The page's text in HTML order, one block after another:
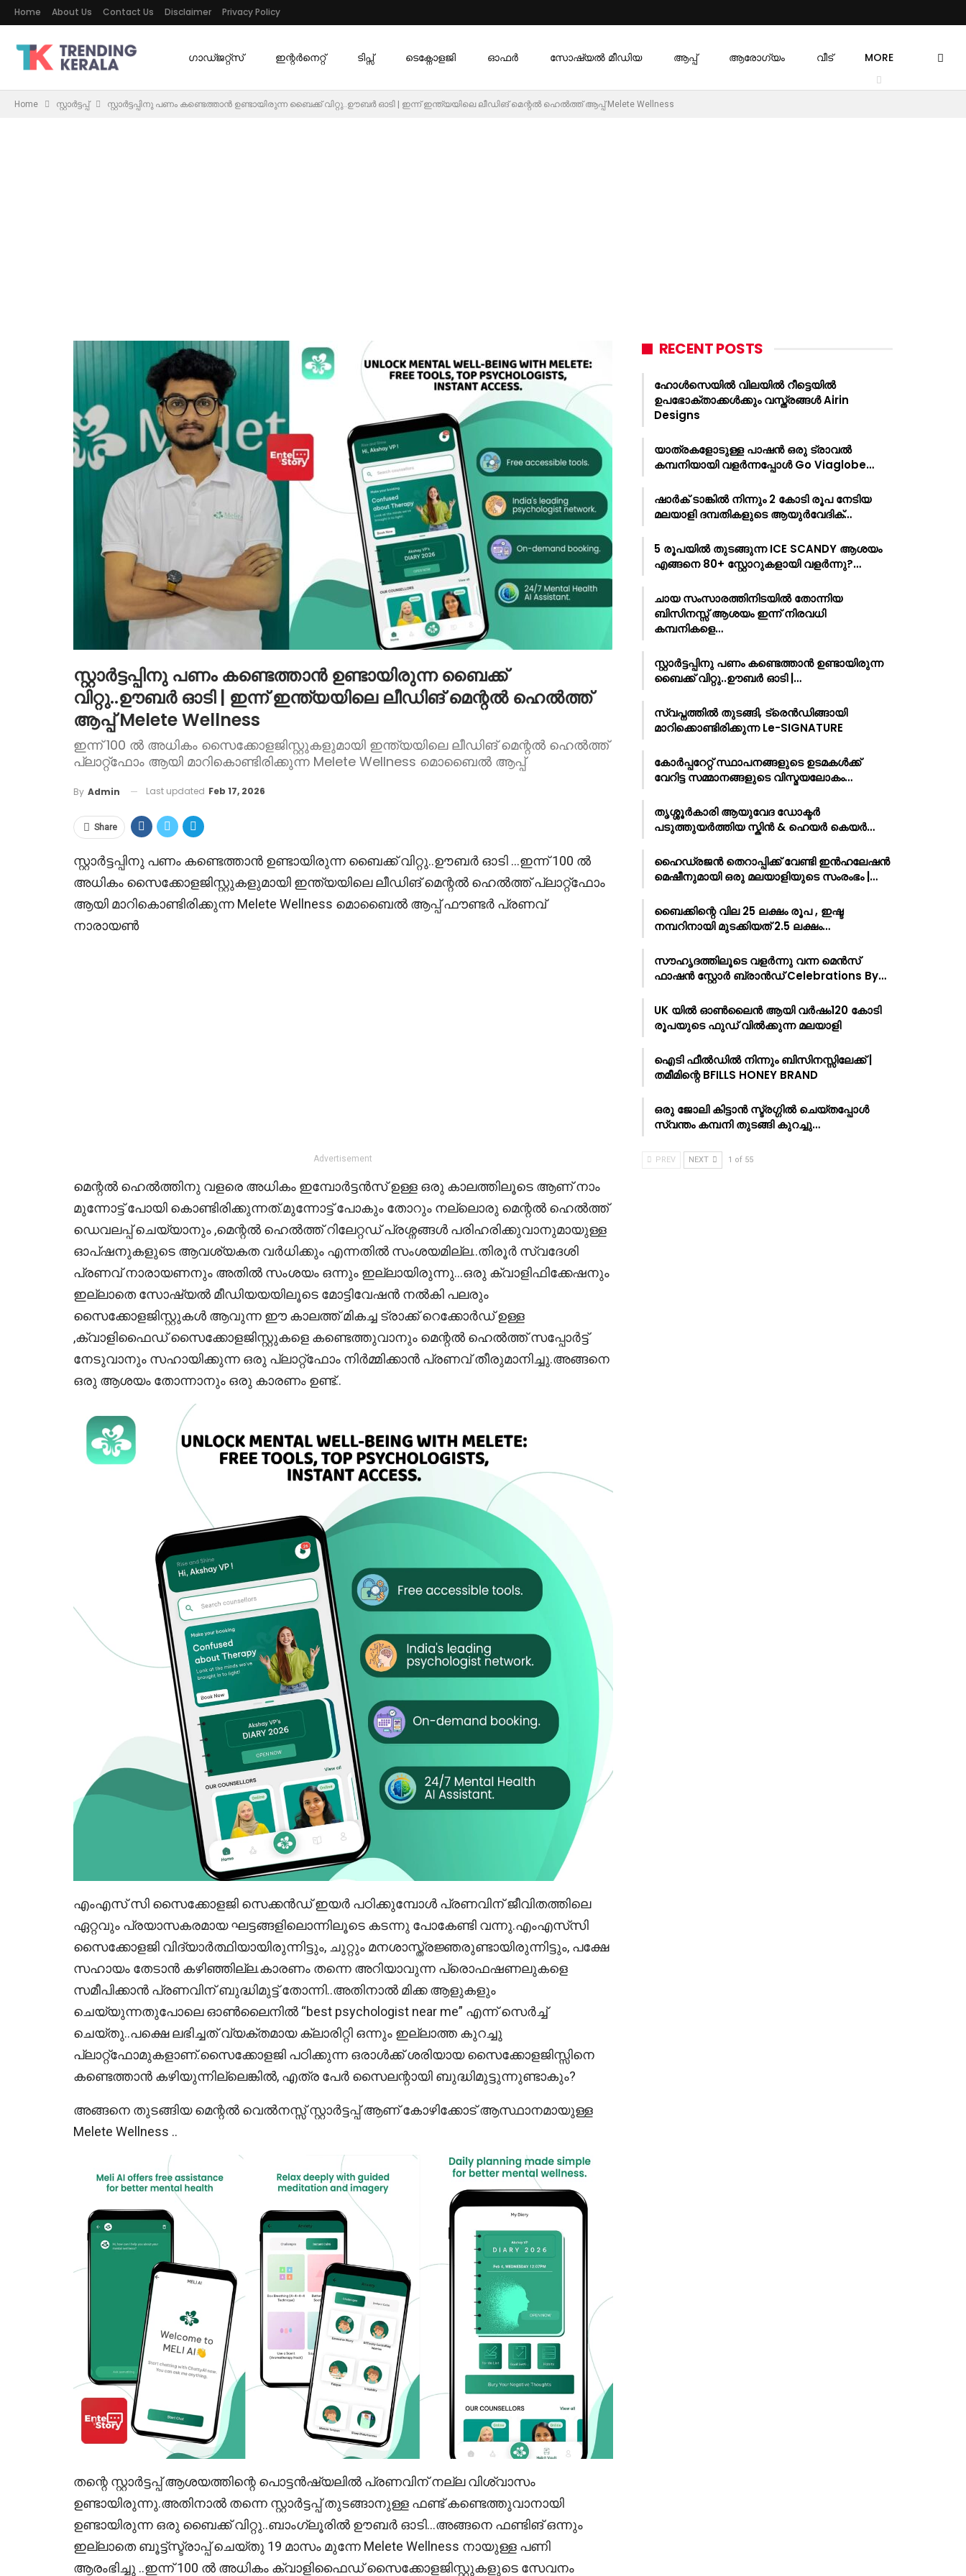
Home About Us Contact Us Disclaimer Privacy Policy
ഗാഡ്ജറ്റ്സ് ഇന്റര്‍നെറ്റ് ടിപ്സ് ടെക്നോളജി ഓഫര്‍ സോഷ്യൽ മീഡിയ ആപ്പ് ആരോഗ്യം വീട് MORE
Home സ്റ്റാർട്ടപ്പ് സ്റ്റാർട്ടപ്പിനു പണം കണ്ടെത്താൻ ഉണ്ടായിരുന്ന ബൈക്ക് വിറ്റു..ഊബർ ഓടി | ഇന്ന് ഇന്ത്യയിലെ ലീഡിങ് മെന്റൽ ഹെൽത്ത് ആപ്പ് Melete Wellness
സ്റ്റാർട്ടപ്പിനു പണം കണ്ടെത്താൻ ഉണ്ടായിരുന്ന ബൈക്ക്
വിറ്റു..ഊബർ ഓടി | ഇന്ന് ഇന്ത്യയിലെ ലീഡിങ് മെന്റൽ ഹെൽത്ത്
ആപ്പ് Melete Wellness
ഇന്ന് 100 ൽ അധികം സൈക്കോളജിസ്റ്റുകളുമായി ഇന്ത്യയിലെ ലീഡിങ് മെന്റൽ ഹെൽത്ത്
പ്ലാറ്റ്ഫോം ആയി മാറികൊണ്ടിരിക്കുന്ന Melete Wellness മൊബൈൽ ആപ്പ്
By Admin Last updated Feb 17, 2026
Share
സ്റ്റാർട്ടപ്പിനു പണം കണ്ടെത്താൻ ഉണ്ടായിരുന്ന ബൈക്ക് വിറ്റു..ഊബർ ഓടി …ഇന്ന് 100 ൽ
അധികം സൈക്കോളജിസ്റ്റുകളുമായി ഇന്ത്യയിലെ ലീഡിങ് മെന്റൽ ഹെൽത്ത് പ്ലാറ്റ്ഫോം
ആയി മാറികൊണ്ടിരിക്കുന്ന Melete Wellness മൊബൈൽ ആപ്പ് ഫൗണ്ടർ പ്രണവ്
നാരായൺ
Advertisement
മെന്റൽ ഹെൽത്തിനു വളരെ അധികം ഇമ്പോർട്ടൻസ് ഉള്ള ഒരു കാലത്തിലൂടെ ആണ് നാം
മുന്നോട്ട് പോയി കൊണ്ടിരിക്കുന്നത്.മുന്നോട്ട് പോകും തോറും നല്ലൊരു മെന്റൽ ഹെൽത്ത്
ഡെവലപ്പ് ചെയ്യാനും ,മെന്റൽ ഹെൽത്ത് റിലേറ്റഡ് പ്രശ്നങ്ങൾ പരിഹരിക്കുവാനുമായുള്ള
ഓപ്‌ഷനുകളുടെ ആവശ്യകത വർധിക്കും എന്നതിൽ സംശയമില്ല..തിരൂർ സ്വദേശി
പ്രണവ് നാരായണനും അതിൽ സംശയം ഒന്നും ഇല്ലായിരുന്നു…ഒരു ക്വാളിഫിക്കേഷനും
ഇല്ലാതെ സോഷ്യൽ മീഡിയയയിലൂടെ മോട്ടിവേഷൻ നൽകി പലരും
സൈക്കോളജിസ്റ്റുകൾ ആവുന്ന ഈ കാലത്ത് മികച്ച ട്രാക്ക് റെക്കോർഡ് ഉള്ള
,ക്വാളിഫൈഡ് സൈക്കോളജിസ്റ്റുകളെ കണ്ടെത്തുവാനും മെന്റൽ ഹെൽത്ത് സപ്പോർട്ട്
നേടുവാനും സഹായിക്കുന്ന ഒരു പ്ലാറ്റ്‌ഫോം നിർമ്മിക്കാൻ പ്രണവ് തീരുമാനിച്ചു.അങ്ങനെ
ഒരു ആശയം തോന്നാനും ഒരു കാരണം ഉണ്ട്..
എംഎസ് സി സൈക്കോളജി സെക്കൻഡ് ഇയർ പഠിക്കുമ്പോൾ പ്രണവിന് ജീവിതത്തിലെ
ഏറ്റവും പ്രയാസകരമായ ഘട്ടങ്ങളിലൊന്നിലൂടെ കടന്നു പോകേണ്ടി വന്നു.എംഎസ്‌സി
സൈക്കോളജി വിദ്യാർത്ഥിയായിരുന്നിട്ടും, ചുറ്റും മനശാസ്ത്രജ്ഞരുണ്ടായിരുന്നിട്ടും, പക്ഷേ
സഹായം തേടാൻ കഴിഞ്ഞില്ല.കാരണം തന്നെ അറിയാവുന്ന പ്രൊഫഷണലുകളെ
സമീപിക്കാൻ പ്രണവിന് ബുദ്ധിമുട്ട് തോന്നി..അതിനാൽ മിക്ക ആളുകളും
ചെയ്യുന്നതുപോലെ ഓൺലൈനിൽ “best psychologist near me” എന്ന് സെർച്ച്
ചെയ്തു..പക്ഷെ ലഭിച്ചത് വ്യക്തമായ ക്ലാരിറ്റി ഒന്നും ഇല്ലാത്ത കുറച്ചു
പ്ലാറ്റ്‌ഫോമുകളാണ്.സൈക്കോളജി പഠിക്കുന്ന ഒരാൾക്ക് ശരിയായ സൈക്കോളജിസ്സിനെ
കണ്ടെത്താൻ കഴിയുന്നില്ലെങ്കിൽ, എത്ര പേർ സൈലന്റായി ബുദ്ധിമുട്ടുന്നുണ്ടാകും?
അങ്ങനെ തുടങ്ങിയ മെന്റൽ വെൽനസ്സ് സ്റ്റാർട്ടപ്പ് ആണ് കോഴിക്കോട് ആസ്ഥാനമായുള്ള
Melete Wellness ..
തന്റെ സ്റ്റാർട്ടപ്പ് ആശയത്തിന്റെ പൊട്ടൻഷ്യലിൽ പ്രണവിന് നല്ല വിശ്വാസം
ഉണ്ടായിരുന്നു.അതിനാൽ തന്നെ സ്റ്റാർട്ടപ്പ് തുടങ്ങാനുള്ള ഫണ്ട് കണ്ടെത്തുവാനായി
ഉണ്ടായിരുന്ന ഒരു ബൈക്ക് വിറ്റു..ബാംഗ്ലൂരിൽ ഊബർ ഓടി…അങ്ങനെ ഫണ്ടിങ് ഒന്നും
ഇല്ലാതെ ബൂട്ട്സ്ട്രാപ്പ് ചെയ്തു 19 മാസം മുന്നേ Melete Wellness നായുള്ള പണി
ആരംഭിച്ചു ..ഇന്ന് 100 ൽ അധികം ക്വാളിഫൈഡ് സൈക്കോളജിസ്റ്റുകളുടെ സേവനം
RECENT POSTS
ഹോൾസെയിൽ വിലയിൽ റീട്ടെയിൽ
ഉപഭോക്താക്കൾക്കും വസ്ത്രങ്ങൾ Airin
Designs
യാത്രകളോടുള്ള പാഷൻ ഒരു ട്രാവൽ
കമ്പനിയായി വളർന്നപ്പോൾ Go Viaglobe…
ഷാർക്‌ ടാങ്കിൽ നിന്നും 2 കോടി രൂപ നേടിയ
മലയാളി ദമ്പതികളുടെ ആയുർവേദിക്…
5 രൂപയിൽ തുടങ്ങുന്ന ICE SCANDY ആശയം
എങ്ങനെ 80+ സ്റ്റോറുകളായി വളർന്നു?…
ചായ സംസാരത്തിനിടയിൽ തോന്നിയ
ബിസിനസ്സ് ആശയം ഇന്ന് നിരവധി
കമ്പനികളെ…
സ്റ്റാർട്ടപ്പിനു പണം കണ്ടെത്താൻ ഉണ്ടായിരുന്ന
ബൈക്ക് വിറ്റു..ഊബർ ഓടി |…
സ്വപ്നത്തിൽ തുടങ്ങി, ട്രെൻഡിങ്ങായി
മാറിക്കൊണ്ടിരിക്കുന്ന Le-SIGNATURE
കോർപ്പറേറ്റ് സ്ഥാപനങ്ങളുടെ ഉടമകൾക്ക്
വേറിട്ട സമ്മാനങ്ങളുടെ വിസ്മയലോകം…
തൃശ്ശൂർകാരി ആയുവേദ ഡോക്ടർ
പടുത്തുയർത്തിയ സ്കിൻ & ഹെയർ കെയർ…
ഹൈഡ്രജൻ തെറാപ്പിക്ക് വേണ്ടി ഇൻഹലേഷൻ
മെഷീനുമായി ഒരു മലയാളിയുടെ സംരംഭം |…
ബൈക്കിന്റെ വില 25 ലക്ഷം രൂപ , ഇഷ്ട
നമ്പറിനായി മുടക്കിയത് 2.5 ലക്ഷം…
സൗഹൃദത്തിലൂടെ വളർന്നു വന്ന മെൻസ്
ഫാഷൻ സ്റ്റോർ ബ്രാൻഡ് Celebrations By…
UK യിൽ ഓൺലൈൻ ആയി വർഷം120 കോടി
രൂപയുടെ ഫുഡ് വിൽക്കുന്ന മലയാളി
ഐടി ഫീൽഡിൽ നിന്നും ബിസിനസ്സിലേക്ക് |
തമീമിന്റെ BFILLS HONEY BRAND
ഒരു ജോലി കിട്ടാൻ സ്ട്രഗ്ഗിൽ ചെയ്തപ്പോൾ
സ്വന്തം കമ്പനി തുടങ്ങി കുറച്ചു…
PREV NEXT 1 of 55